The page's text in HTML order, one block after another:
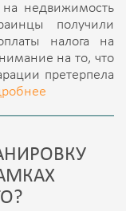
недвижимость
получили
налога на
на то, что
претерпела